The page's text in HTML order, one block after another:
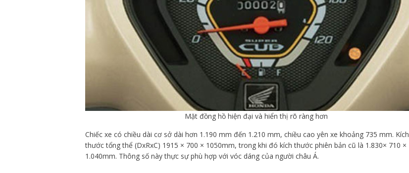
Mặt đồng hồ hiện đại và hiển thị rõ ràng hơn
Chiếc xe có chiều dài cơ sở dài hơn 1.190 mm đến 1.210 mm, chiều cao yên xe khoảng 735 mm. Kích
thước tổng thể (DxRxC) 1915 × 700 × 1050mm, trong khi đó kích thước phiên bản cũ là 1.830× 710 ×
1.040mm. Thông số này thực sự phù hợp với vóc dáng của người châu Á.